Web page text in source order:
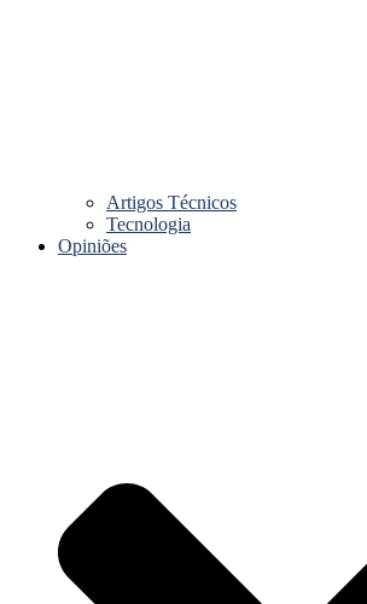
Artigos Técnicos
Tecnologia
Opiniões